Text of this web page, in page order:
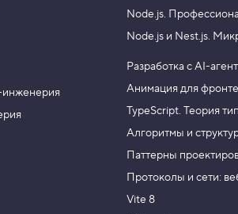
Node.js.
Node.js и Nest.js.
Разработка с AI-
Анимация для
TypeScript. Теория
Алгоритмы и
Паттерны
Протоколы и сети:
Vite 8